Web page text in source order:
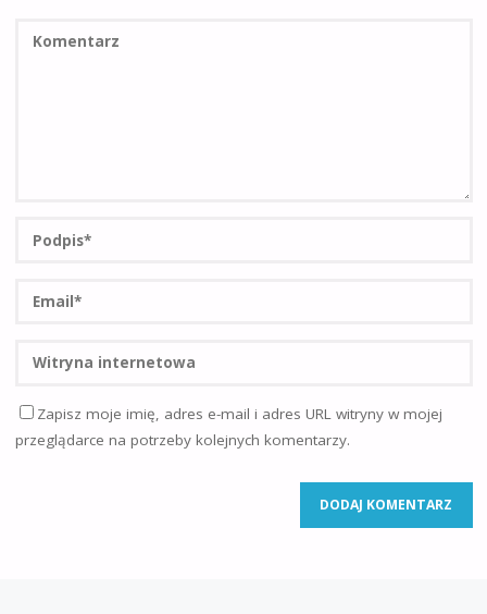
Zapisz moje imię, adres e-mail i adres URL witryny w mojej
przeglądarce na potrzeby kolejnych komentarzy.